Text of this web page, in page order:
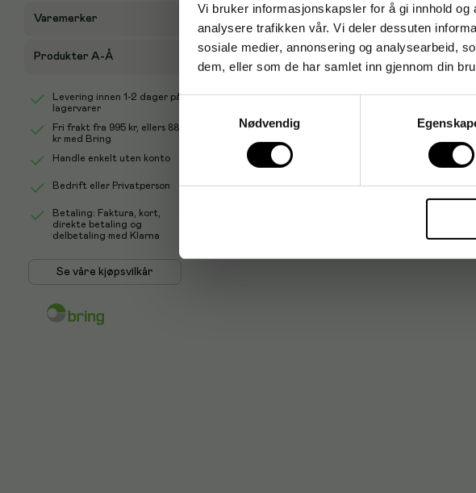
Vi bruker informasjonskapsler for å gi innhold
analysere trafikken vår. Vi deler dessuten
sosiale medier, annonsering og analysearbeid,
dem, eller som de har samlet inn gjennom din
Samtykkevalg
Nødvendig
Varemerker
Produkter A-Å
Levering innen 1-2 dager på
lagervarer
Fri frakt fra 995 kr, ellers 88
kr med Bring
Handle enkelt uten konto
Bedrift eller Privatperson
Betaling: Faktura, kort,
direkte betaling og
delbetaling med Klarna
Se våre kjøpsvilkår